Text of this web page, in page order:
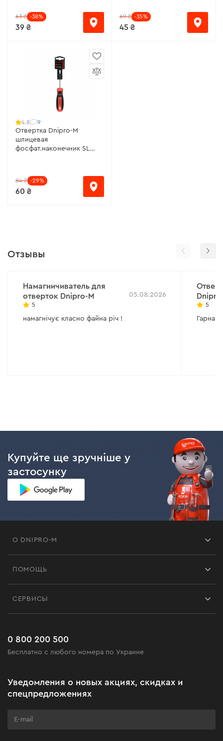
63 ₴ -38%
39 ₴
69 ₴ -35%
45 ₴
4.8 9
Отвертка Dnipro-M
шлицевая
фосфат.наконечник SL
84 ₴ -29%
60 ₴
Отзывы
Намагничиватель для
отверток Dnipro-M
5
05.08.2026
намагнічує класно файна річ !
5
Гарна
Купуйте ще зручніше у
застосунку
О DNIPRO-M
Черная пятница
Клуб мастерства
ПОМОЩЬ
Часто задаваемые вопросы
СЕРВИСЫ
0 800 200 500
Бесплатно с любого номера по Украине
Уведомления о новых акциях, скидках и
спецпредложениях